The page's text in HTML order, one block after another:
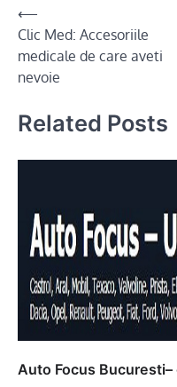
Post
navigation
⟵
Clic Med: Accesoriile
medicale de care aveti
nevoie
Related Posts
Auto Focus